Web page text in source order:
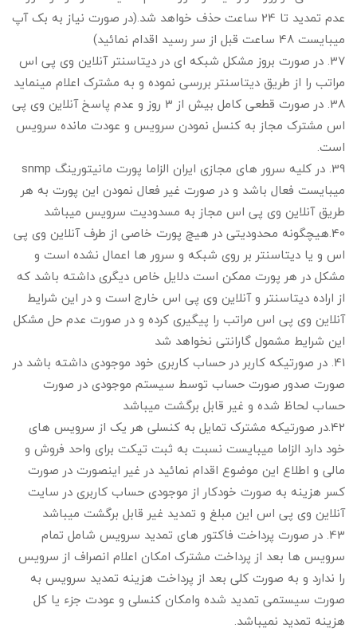
عدم تمدید تا 24 ساعت حذف خواهد شد.(در صورت نیاز به بک آپ
میبایست 48 ساعت قبل از سر رسید اقدام نمائید)
37. در صورت بروز مشکل شبکه ای در دیتاسنتر آنلاین وی پی اس
مراتب را از طریق دیتاسنتر بررسی نموده و به مشترک اعلام مینماید
38. در صورت قطعی کامل بیش از 3 روز و عدم پاسخ آنلاین وی پی
اس مشترک مجاز به کنسل نمودن سرویس و عودت مانده سرویس
است.
39. در کلیه سرور های مجازی ایران الزاما پورت مانیتورینگ snmp
میبایست فعال باشد و در صورت غیر فعال نمودن این پورت به هر
طریق آنلاین وی پی اس مجاز به مسدودیت سرویس میباشد
40.هیچگونه محدودیتی در هیچ پورت خاصی از طرف آنلاین وی پی
اس و یا دیتاسنتر بر روی شبکه و سرور ها اعمال نشده است و
مشکل در هر پورت ممکن است دلایل خاص دیگری داشته باشد که
از اراده دیتاسنتر و آنلاین وی پی اس خارج است و در این شرایط
آنلاین وی پی اس مراتب را پیگیری کرده و در صورت عدم حل مشکل
این شرایط مشمول گارانتی نخواهد شد
41. در صورتیکه کاربر در حساب کاربری خود موجودی داشته باشد در
صورت صدور صورت حساب توسط سیستم موجودی در صورت
حساب لحاظ شده و غیر قابل برگشت میباشد
42.در صورتیکه مشترک تمایل به کنسلی هر یک از سرویس های
خود دارد الزاما میبایست نسبت به ثبت تیکت برای واحد فروش و
مالی و اطلاع این موضوع اقدام نمائید در غیر اینصورت در صورت
کسر هزینه به صورت خودکار از موجودی حساب کاربری در سایت
آنلاین وی پی اس این مبلغ و تمدید غیر قابل برگشت میباشد
43. در صورت پرداخت فاکتور های تمدید سرویس شامل تمام
سرویس ها بعد از پرداخت مشترک امکان اعلام انصراف از سرویس
را ندارد و به صورت کلی بعد از پرداخت هزینه تمدید سرویس به
صورت سیستمی تمدید شده وامکان کنسلی و عودت جزء یا کل
هزینه تمدید نمیباشد.